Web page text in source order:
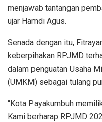
menjawab tantangan
ujar Hamdi Agus.
Senada dengan itu,
keberpihakan RPJMD
dalam penguatan Usaha
(UMKM) sebagai tulang
“Kota Payakumbuh
Kami berharap RPJMD